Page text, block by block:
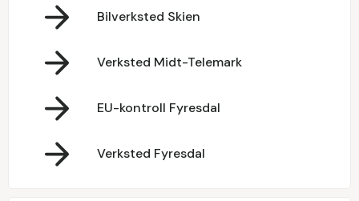
Bilverksted Skien
Verksted Midt-Telemark
EU-kontroll Fyresdal
Verksted Fyresdal